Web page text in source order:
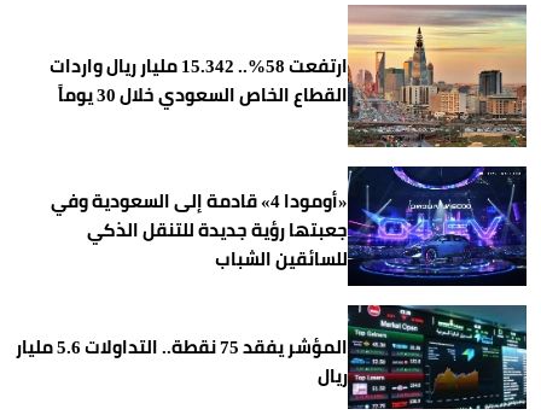
ارتفعت 58%.. 15.342 مليار ريال واردات
القطاع الخاص السعودي خلال 30 يوماً
«أومودا 4» قادمة إلى السعودية وفي
جعبتها رؤية جديدة للتنقل الذكي
للسائقين الشباب
المؤشر يفقد 75 نقطة.. التداولات 5.6 مليار
ريال